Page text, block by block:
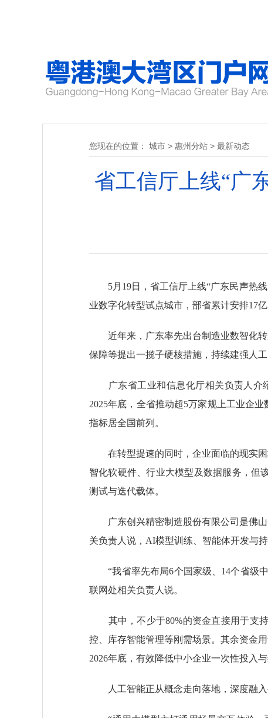
您现在的位置： 城市 > 惠州分站 > 最新动态
省工信厅上线“广
5月19日，省工信厅上线“广东民声热线
业数字化转型试点城市，部省累计安排17
近年来，广东率先出台制造业数智化转
保障等提出一揽子硬核措施，持续建强人工
广东省工业和信息化厅相关负责人介绍
2025年底，全省推动超5万家规上工业企
指标居全国前列。
在转型提速的同时，企业面临的现实困
智化软硬件、行业大模型及数据服务，但
测试与迭代载体。
广东创兴精密制造股份有限公司是佛山
关负责人说，AI模型训练、智能体开发与
“我省率先布局6个国家级、14个省级中
联网处相关负责人说。
其中，不少于80%的资金直接用于支持
控、库存智能管理等刚需场景。其余资金
2026年底，有效降低中小企业一次性投入与
人工智能正从概念走向落地，深度融入